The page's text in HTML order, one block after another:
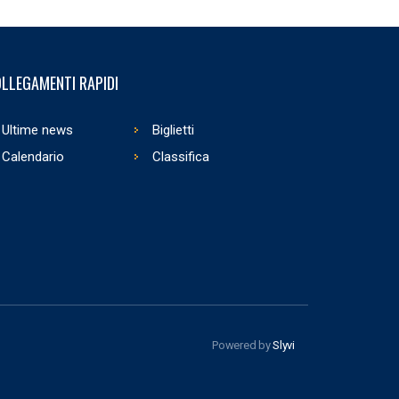
RAPIDI
Ultime news
Biglietti
Calendario
Classifica
Powered bySlyvi